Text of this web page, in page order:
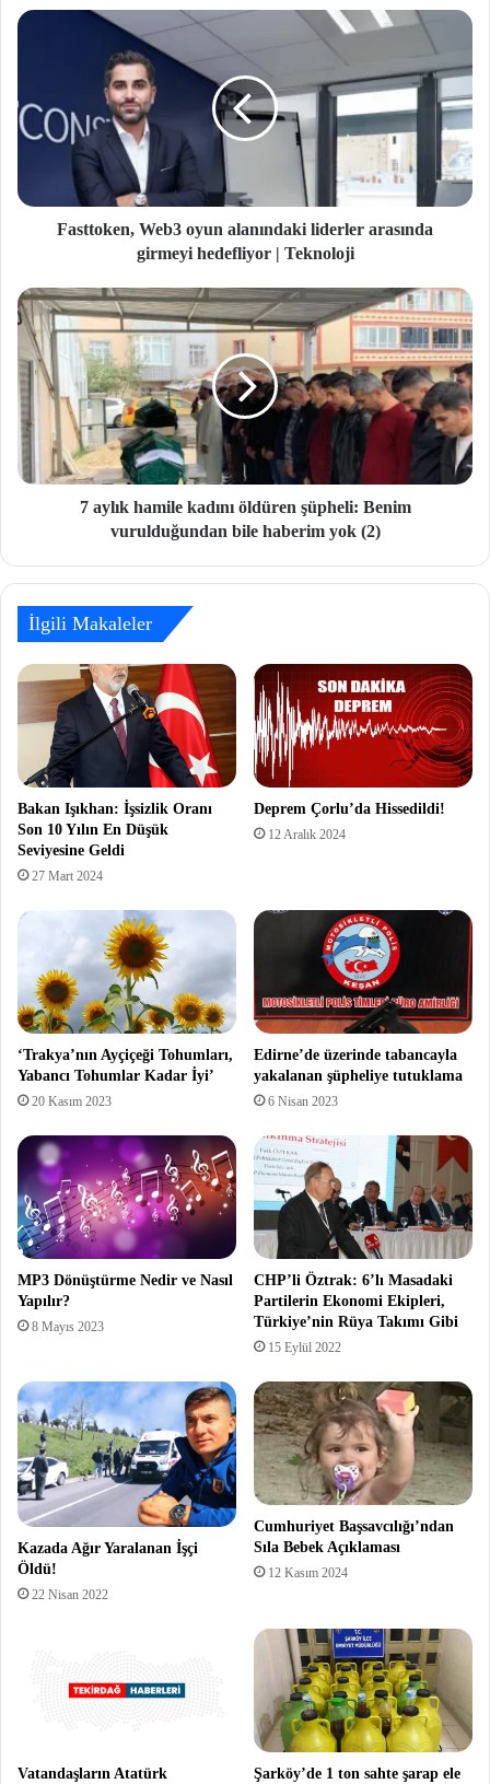
si
Fasttoken, Web3 oyun alanındaki liderler arasında
girmeyi hedefliyor | Teknoloji
7 aylık hamile kadını öldüren şüpheli: Benim
vurulduğundan bile haberim yok (2)
İlgili Makaleler
Bakan Işıkhan: İşsizlik Oranı
Son 10 Yılın En Düşük
Seviyesine Geldi
27 Mart 2024
Deprem Çorlu’da Hissedildi!
12 Aralık 2024
‘Trakya’nın Ayçiçeği Tohumları,
Yabancı Tohumlar Kadar İyi’
20 Kasım 2023
Edirne’de üzerinde tabancayla
yakalanan şüpheliye tutuklama
6 Nisan 2023
MP3 Dönüştürme Nedir ve Nasıl
Yapılır?
8 Mayıs 2023
CHP’li Öztrak: 6’lı Masadaki
Partilerin Ekonomi Ekipleri,
Türkiye’nin Rüya Takımı Gibi
15 Eylül 2022
Kazada Ağır Yaralanan İşçi
Öldü!
22 Nisan 2022
Cumhuriyet Başsavcılığı’ndan
Sıla Bebek Açıklaması
12 Kasım 2024
Vatandaşların Atatürk
Şarköy’de 1 ton sahte şarap ele